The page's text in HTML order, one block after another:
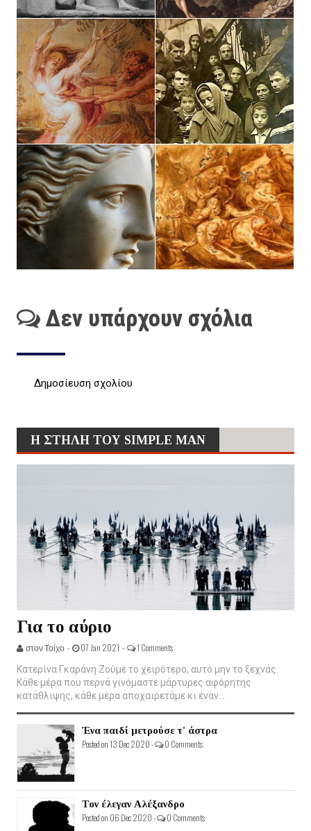
Δεν υπάρχουν σχόλια
Δημοσίευση σχολίου
Η ΣΤΗΛΗ ΤΟΥ SIMPLE MAN
Για το αύριο
στον Τοίχο - 07 Jan 2021 - 1 Comments
Κατερίνα Γκαράνη Ζούμε το χειρότερο, αυτό μην το ξεχνάς.
Κάθε μέρα που περνά γινόμαστε μάρτυρες αφόρητης
κατάθλιψης, κάθε μέρα αποχαιρετάμε κι έναν...
Ένα παιδί μετρούσε τ' άστρα
Posted on 13 Dec 2020 - 0 Comments
Τον έλεγαν Αλέξανδρο
Posted on 06 Dec 2020 - 0 Comments